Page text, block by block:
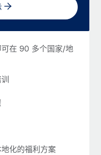
在 90 多个国家/地
化的福利方案